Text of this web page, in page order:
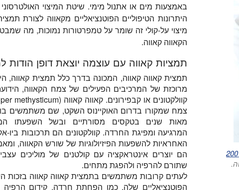
באמצעות מים או אתנול מימי. שיטת המיצוי
היתרונות הטיפוליים הפוטנציאליים מקאווה לצורת
מיצוי על-קולי זה שומר על טמפרטורות נמוכות, מה
הקאווה קאווה.
תמציות קאווה עם עוצמה יוצאת דופן הודות
תמצית קאווה קאווה, המכונה בדרך כלל תמצית קאווה,
מרוכזת של המרכיבים הפעילים של צמח הקאווה,
צמח שמקורו בדרום האוקיינוס השקט, שם משתמשים
מאות שנים בטקסים מסורתיים ובשל השפעתו
המרגיעה ומפיגת החרדה. קוולקטונים הם תרכובות ביו-
האחראיות להשפעות הפיזיולוגיות של שורש הקאווה,
הם יוצרים אינטראקציה עם קולטנים של מוליכים
שתורם להרפיה ולהפגת מתחים.
לעתים קרובות משתמשים בתמצית קאווה קאווה בזכות
הפוטנציאליים שלה, כמו הפחתת חרדה, קידום הרפיה
UP200Ht, מחלץ אולטראסוני עוצמתי של 200